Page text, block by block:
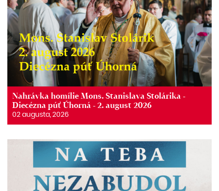
Nahrávka homílie Mons. Stanislava Stolárika -
Diecézna púť Úhorná - 2. august 2026
02 augusta, 2026